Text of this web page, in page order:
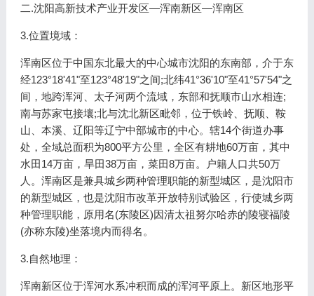
二.沈阳高新技术产业开发区―浑南新区―浑南区
3.位置境域：
浑南区位于中国东北最大的中心城市沈阳的东南部，介于东
经123°18'41"至123°48'19"之间;北纬41°36'10"至41°57'54"之
间，地跨浑河、太子河两个流域，东部和抚顺市山水相连;
南与苏家屯接壤;北与沈北新区毗邻，位于铁岭、抚顺、鞍
山、本溪、辽阳等辽宁中部城市的中心。辖14个街道办事
处，全域总面积为800平方公里，全区有耕地60万亩，其中
水田14万亩，旱田38万亩，菜田8万亩。户籍人口共50万
人。浑南区是兼具城乡两种管理职能的新型城区，是沈阳市
的新型城区，也是沈阳市改革开放特别试验区，行使城乡两
种管理职能，原用名(东陵区)因清太祖努尔哈赤的陵寝福陵
(亦称东陵)坐落境内而得名。
3.自然地理：
浑南新区位于浑河水系冲积而成的浑河平原上。新区地形平